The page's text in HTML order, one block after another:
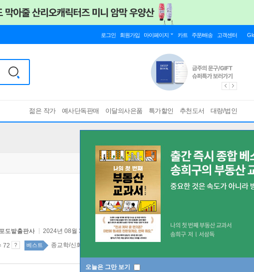
로그인 회원가입 마이페이지 카트 주문/배송 고객센터
젊은 작가 예사단독판매 이달의사은품 특가할인 추천도서 대량/법인
오늘은 그만 보기
포도밭출판사 2024년 08월 30일
72 베스트 종교학/신화학 top20 1주